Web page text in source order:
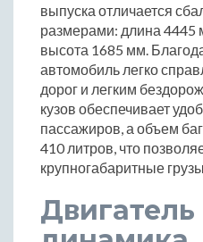
выпуска отличается
размерами: длина
высота 1685 мм.
автомобиль легко
дорог и легким
кузов обеспечивает
пассажиров, а объем
410 литров, что
крупногабаритные
Двигатель